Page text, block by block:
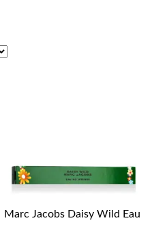
pagal naujausią
Marc Jacobs Daisy Wild Eau